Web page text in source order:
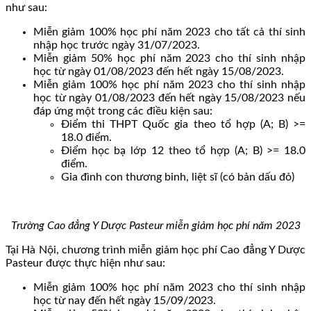
như sau:
Miễn giảm 100% học phí năm 2023 cho tất cả thí sinh
nhập học trước ngày 31/07/2023.
Miễn giảm 50% học phí năm 2023 cho thí sinh nhập
học từ ngày 01/08/2023 đến hết ngày 15/08/2023.
Miễn giảm 100% học phí năm 2023 cho thí sinh nhập
học từ ngày 01/08/2023 đến hết ngày 15/08/2023 nếu
đáp ứng một trong các điều kiện sau:
Điểm thi THPT Quốc gia theo tổ hợp (A; B) >=
18.0 điểm.
Điểm học bạ lớp 12 theo tổ hợp (A; B) >= 18.0
điểm.
Gia đình con thương binh, liệt sĩ (có bản dấu đỏ)
Trường Cao đẳng Y Dược Pasteur miễn giảm học phí năm 2023
Tại Hà Nội, chương trình miễn giảm học phí Cao đẳng Y Dược
Pasteur được thực hiện như sau:
Miễn giảm 100% học phí năm 2023 cho thí sinh nhập
học từ nay đến hết ngày 15/09/2023.